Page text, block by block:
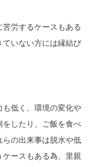
労するケースもある
いない方には縁結び
低く、環境の変化や
したり、ご飯を食べ
の出来事は脱水や低
ースもある為、里親